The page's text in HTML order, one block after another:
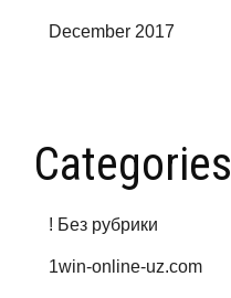
December 2017
Categories
! Без рубрики
1win-online-uz.com